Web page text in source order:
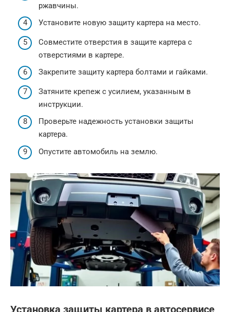
ржавчины.
Установите новую защиту картера на место.
Совместите отверстия в защите картера с
отверстиями в картере.
Закрепите защиту картера болтами и гайками.
Затяните крепеж с усилием, указанным в
инструкции.
Проверьте надежность установки защиты
картера.
Опустите автомобиль на землю.
Установка защиты картера в автосервисе